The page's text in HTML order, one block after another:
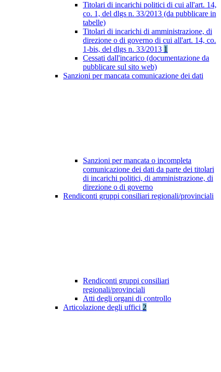
Titolari di incarichi politici di cui all'art. 14,
co. 1, del dlgs n. 33/2013 (da pubblicare in
tabelle)
Titolari di incarichi di amministrazione, di
direzione o di governo di cui all'art. 14, co.
1-bis, del dlgs n. 33/2013 1
Cessati dall'incarico (documentazione da
pubblicare sul sito web)
Sanzioni per mancata comunicazione dei dati
Sanzioni per mancata o incompleta
comunicazione dei dati da parte dei titolari
di incarichi politici, di amministrazione, di
direzione o di governo
Rendiconti gruppi consiliari regionali/provinciali
Rendiconti gruppi consiliari
regionali/provinciali
Atti degli organi di controllo
Articolazione degli uffici 2